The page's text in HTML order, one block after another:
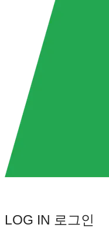
LOG IN 로그인